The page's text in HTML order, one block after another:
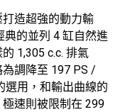
造超強的動力輸
典的並列 4 缸自然進
1,305 c.c. 排氣
調降至 197 PS /
選用，和輸出曲線的
速則被限制在 299